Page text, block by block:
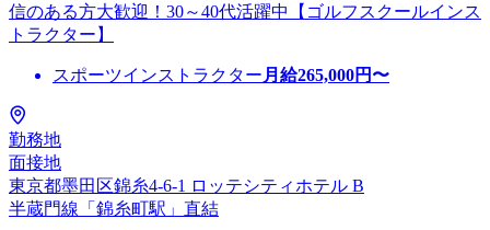
信のある方大歓迎！30～40代活躍中【ゴルフスクールインス
トラクター】
スポーツインストラクター 月給265,000円〜
勤務地
面接地
東京都墨田区錦糸4-6-1 ロッテシティホテル B
半蔵門線「錦糸町駅」直結